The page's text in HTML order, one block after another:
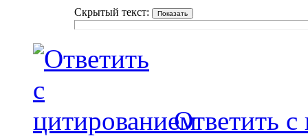
Скрытый текст:
Ответить с